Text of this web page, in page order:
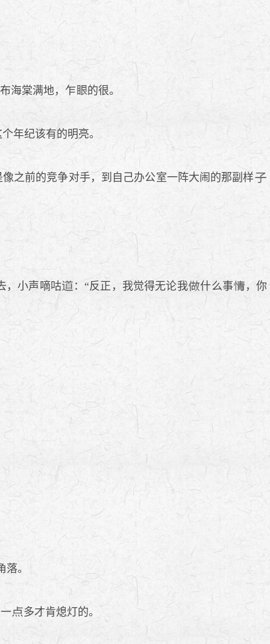
海棠满地，乍 的很。
年纪该有的明亮。
之前的竞争对手，到自己办公室一阵大闹的那副样
，小声嘀咕 ：“反正，我觉得无论我 什么事 ，你
。
多才肯熄灯的。